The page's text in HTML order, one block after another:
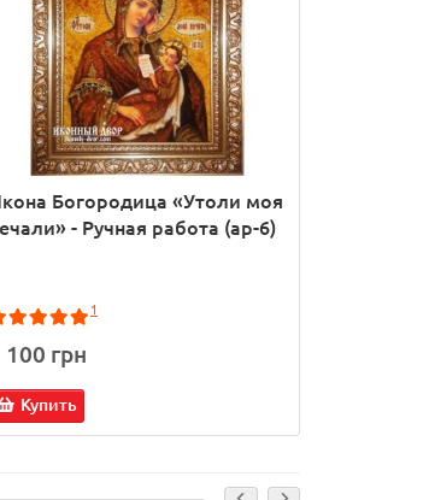
Богородица «Утоли моя
- Ручная работа (ар-6)
1
100 грн
Купить